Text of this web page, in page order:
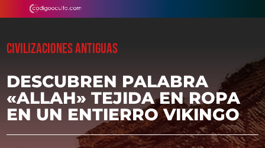
CIVILIZACIONES ANTIGUAS
DESCUBREN PALABRA
«ALLAH» TEJIDA EN ROPA
EN UN ENTIERRO VIKINGO